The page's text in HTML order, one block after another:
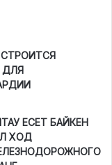
ДЛЯ
ЕСЕТ БАЙКЕН
ХОД